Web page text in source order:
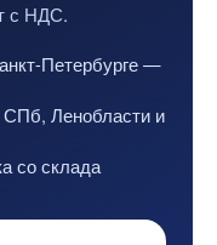
с НДС.
Петербурге —
СПб, Ленобласти и
со склада